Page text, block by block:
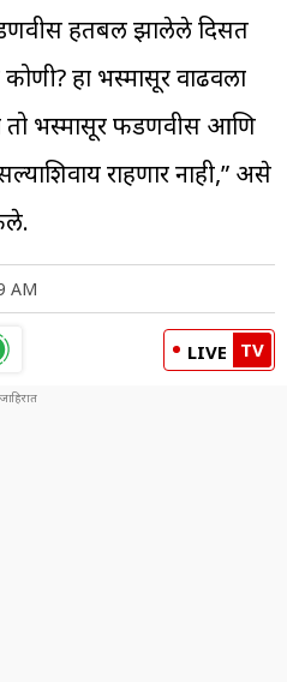
हतबल झालेले दिसत
हा भस्मासूर वाढवला
तो भस्मासूर फडणवीस आणि
राहणार नाही,” असे
AM
LIVE TV